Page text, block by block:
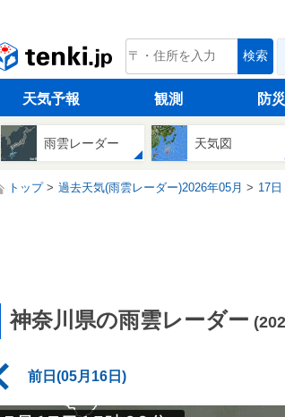
tenki.jp 検索
天気予報 観測 防
雨雲レーダー 天気図
トップ 過去天気(雨雲レーダー)2026年05月 17日
神奈川県の雨雲レーダー
前日(05月16日)